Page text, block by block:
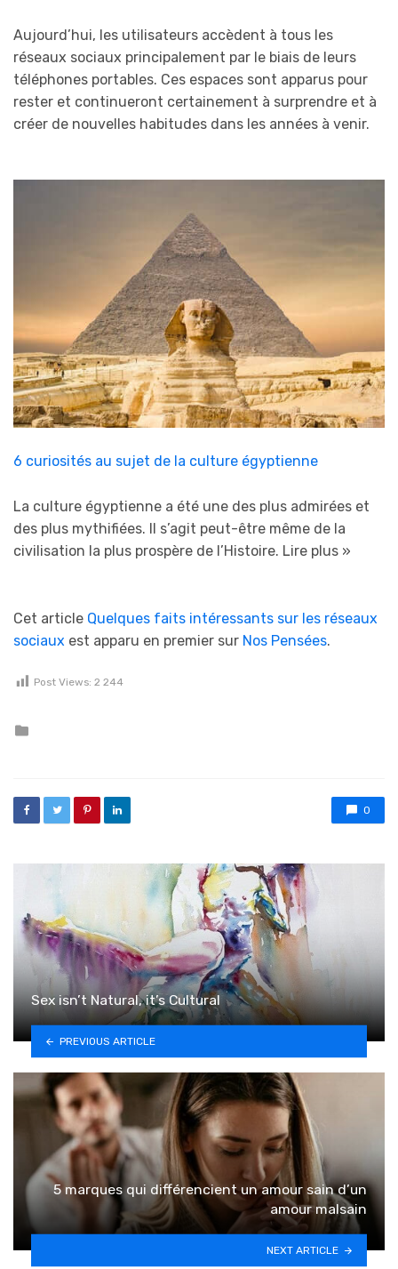
Aujourd’hui, les utilisateurs accèdent à tous les
réseaux sociaux principalement par le biais de leurs
téléphones portables. Ces espaces sont apparus pour
rester et continueront certainement à surprendre et à
créer de nouvelles habitudes dans les années à venir.
6 curiosités au sujet de la culture égyptienne
La culture égyptienne a été une des plus admirées et
des plus mythifiées. Il s’agit peut-être même de la
civilisation la plus prospère de l’Histoire. Lire plus »
Cet article Quelques faits intéressants sur les réseaux
sociaux est apparu en premier sur Nos Pensées.
Post Views: 2 244
0
Sex isn’t Natural, it’s Cultural
PREVIOUS ARTICLE
5 marques qui différencient un amour sain d’un
amour malsain
NEXT ARTICLE